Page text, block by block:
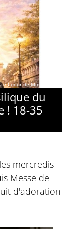
Coeur de Montmartre
du
! 18-35
mercredis
Messe de
d'adoration